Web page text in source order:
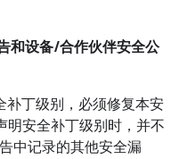
和设备 /合作伙伴安全公
补丁级别，必须修复本安
明安全补丁级别时，并不
中记录的其他安全漏